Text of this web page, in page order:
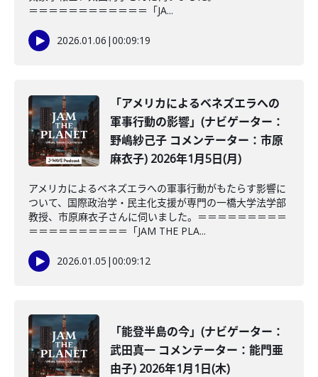
＝＝＝＝＝＝＝＝＝＝＝＝「JA...
2026.01.06 |00:09:19
「アメリカによるベネズエラへの
軍事行動の影響」(ナビゲーター：
野嶋紗己子 コメンテーター：市原
麻衣子) 2026年1月5日(月)
アメリカによるベネズエラへの軍事行動がもたらす影響に
ついて、国際政治学・民主化支援が専門の一橋大学法学部
教授、市原麻衣子さんに伺いました。＝＝＝＝＝＝＝＝＝
＝＝＝＝＝＝＝＝＝＝「JAM THE PLA...
2026.01.05 |00:09:12
「能登半島の今」(ナビゲーター：
武田真一 コメンテーター：能門亜
由子) 2026年1月1日(木)